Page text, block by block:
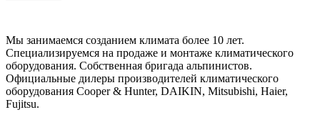
Мы занимаемся созданием климата более 10 лет.
Специализируемся на продаже и монтаже климатического
оборудования. Собственная бригада альпинистов.
Официальные дилеры производителей климатического
оборудования Cooper & Hunter, DAIKIN, Mitsubishi, Haier,
Fujitsu.